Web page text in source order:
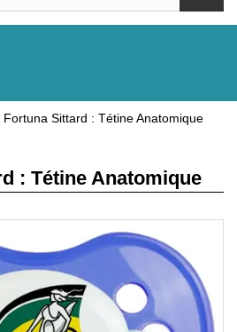
Fortuna Sittard : Tétine Anatomique
: Tétine Anatomique